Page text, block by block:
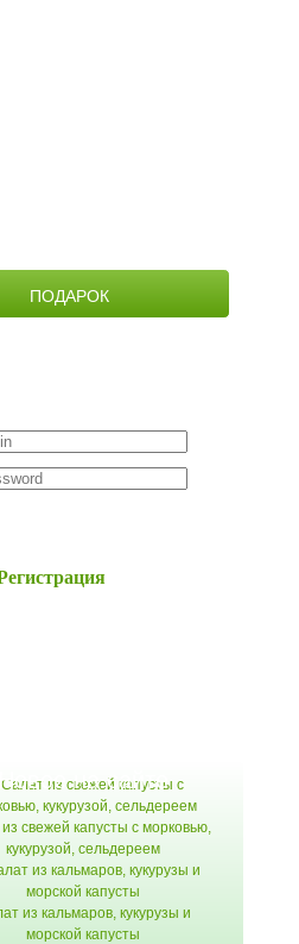
ПОДАРОК
Новое на сайте
свежей капусты с морковью,
кукурузой, сельдереем
из кальмаров, кукурузы и
морской капусты